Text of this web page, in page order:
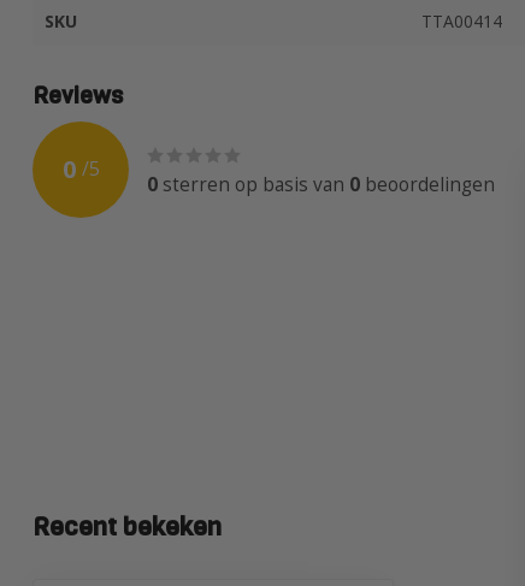
SKU TTA00414
Reviews
0 /5
0 sterren op basis van 0 beoordelingen
Recent bekeken